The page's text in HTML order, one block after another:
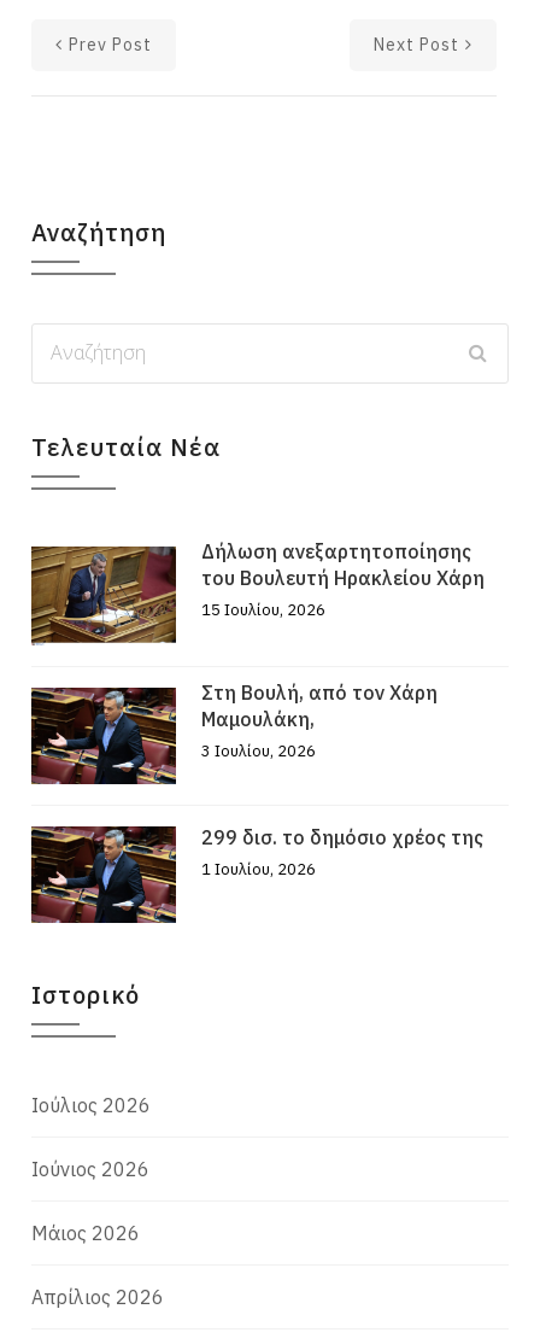
Prev Post Next Post
Αναζήτηση
Τελευταία Νέα
Δήλωση ανεξαρτητοποίησης
του Βουλευτή Ηρακλείου Χάρη
15 Ιουλίου, 2026
Στη Βουλή, από τον Χάρη
Μαμουλάκη,
3 Ιουλίου, 2026
299 δισ. το δημόσιο χρέος της
1 Ιουλίου, 2026
Ιστορικό
Ιούλιος 2026
Ιούνιος 2026
Μάιος 2026
Απρίλιος 2026